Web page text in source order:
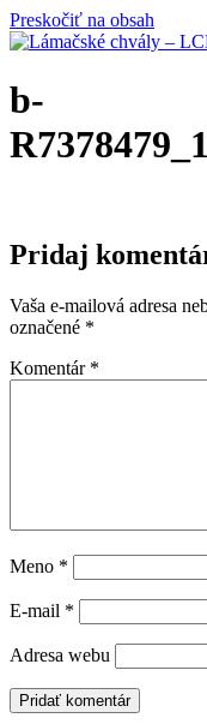
Preskočiť na obsah
b-
Pridaj
Vaša e-mailová adresa
označené *
Komentár *
Meno *
E-mail *
Adresa webu